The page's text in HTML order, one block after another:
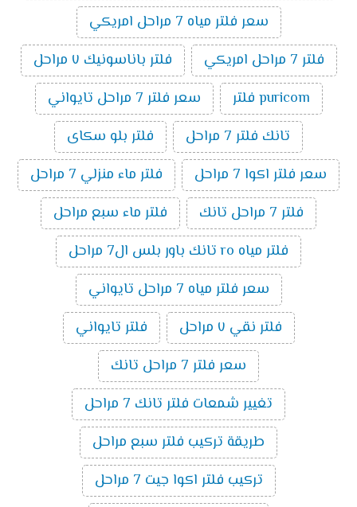
سعر فلتر مياه 7 مراحل امريكي
فلتر 7 مراحل امريكي
فلتر باناسونيك ٧ مراحل
puricom فلتر
سعر فلتر 7 مراحل تايواني
تانك فلتر 7 مراحل
فلتر بلو سكاى
سعر فلتر اكوا 7 مراحل
فلتر ماء منزلي 7 مراحل
فلتر 7 مراحل تانك
فلتر ماء سبع مراحل
فلتر مياه ro تانك باور بلس ال7 مراحل
سعر فلتر مياه 7 مراحل تايواني
فلتر نقي ٧ مراحل
فلتر تايواني
سعر فلتر 7 مراحل تانك
تغيير شمعات فلتر تانك 7 مراحل
طريقة تركيب فلتر سبع مراحل
تركيب فلتر اكوا جيت 7 مراحل